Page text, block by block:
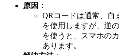
原因 ：
QRコードは通常、白
を使用しますが、逆
を使うと、スマホの
あります。